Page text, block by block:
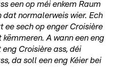
een op méi enkem Raum
dat normalerweis wier. Ech
sech op enger Croisière
A wann een eng
Croisière ass, déi
da soll een eng Kéier bei